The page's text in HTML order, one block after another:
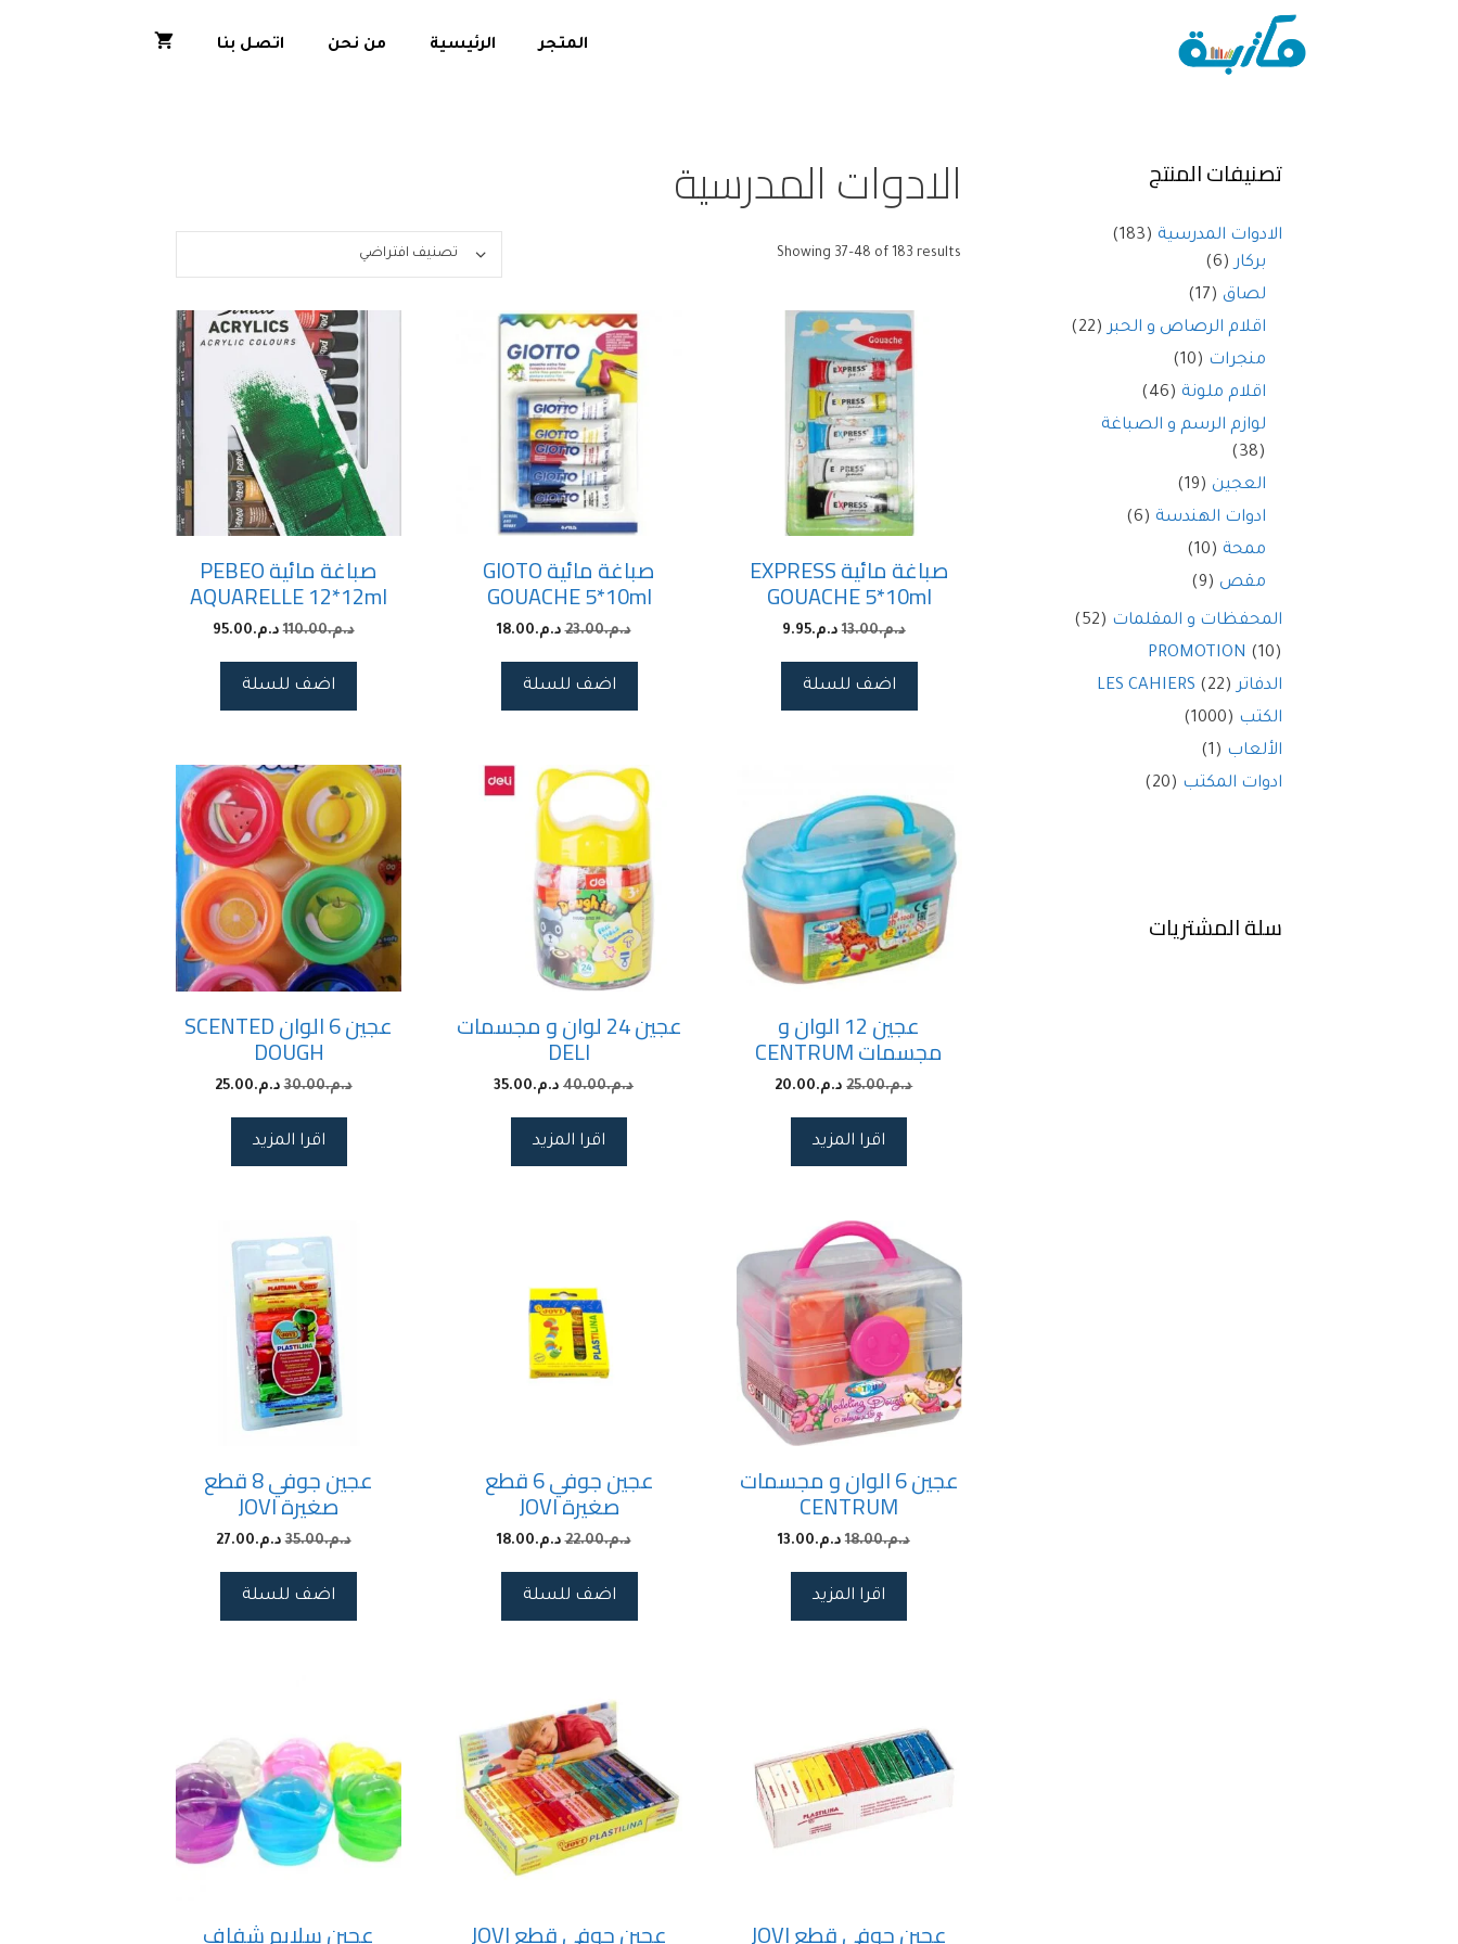
المتجر الرئيسية من نحن اتصل بنا
الادوات المدرسية
Showing 37–48 of 183 results
صباغة مائية EXPRESS
GOUACHE 5*10ml
د.م.13.00 د.م.9.95
اضف للسلة
صباغة مائية GIOTO
GOUACHE 5*10ml
د.م.23.00 د.م.18.00
اضف للسلة
صباغة مائية PEBEO
AQUARELLE 12*12ml
د.م.110.00 د.م.95.00
اضف للسلة
عجين 12 الوان و
مجسمات CENTRUM
د.م.25.00 د.م.20.00
اقرا المزيد
عجين 24 لوان و مجسمات
DELI
د.م.40.00 د.م.35.00
اقرا المزيد
عجين 6 الوان SCENTED
DOUGH
د.م.30.00 د.م.25.00
اقرا المزيد
عجين 6 الوان و مجسمات
CENTRUM
د.م.18.00 د.م.13.00
اقرا المزيد
عجين جوفي 6 قطع
صغيرة JOVI
د.م.22.00 د.م.18.00
اضف للسلة
عجين جوفي 8 قطع
صغيرة JOVI
د.م.35.00 د.م.27.00
اضف للسلة
عجين جوفي قطع JOVI عجين جوفي قطع JOVI عجين سلايم شفاف
تصنيفات المنتج
الادوات المدرسية (183)
بركار (6)
لصاق (17)
اقلام الرصاص و الحبر (22)
منجرات (10)
اقلام ملونة (46)
لوازم الرسم و الصباغة
(38)
العجين (19)
ادوات الهندسة (6)
ممحة (10)
مقص (9)
المحفظات و المقلمات (52)
PROMOTION (10)
الدفاتر LES CAHIERS (22)
الكتب (1000)
الألعاب (1)
ادوات المكتب (20)
سلة المشتريات